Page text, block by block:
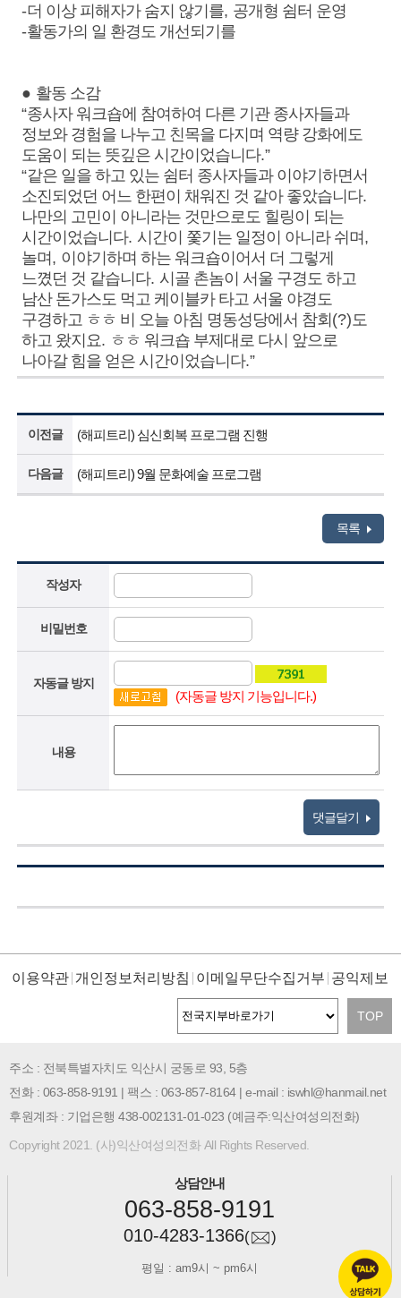
-더 이상 피해자가 숨지 않기를, 공개형 쉼터 운영
-활동가의 일 환경도 개선되기를
● 활동 소감
“종사자 워크숍에 참여하여 다른 기관 종사자들과
정보와 경험을 나누고 친목을 다지며 역량 강화에도
도움이 되는 뜻깊은 시간이었습니다.”
“같은 일을 하고 있는 쉼터 종사자들과 이야기하면서
소진되었던 어느 한편이 채워진 것 같아 좋았습니다.
나만의 고민이 아니라는 것만으로도 힐링이 되는
시간이었습니다. 시간이 쫓기는 일정이 아니라 쉬며,
놀며, 이야기하며 하는 워크숍이어서 더 그렇게
느꼈던 것 같습니다. 시골 촌놈이 서울 구경도 하고
남산 돈가스도 먹고 케이블카 타고 서울 야경도
구경하고 ㅎㅎ 비 오늘 아침 명동성당에서 참회(?) 도
하고 왔지요. ㅎㅎ 워크숍 부제대로 다시 앞으로
나아갈 힘을 얻은 시간이었습니다.”
이전글 (해피트리) 심신회복 프로그램 진행
다음글 (해피트리) 9월 문화예술 프로그램
목록
작성자
비밀번호
자동글 방지
(자동글 방지 기능입니다.)
내용
댓글달기
이용약관 개인정보처리방침 이메일무단수집거부 공익제보
TOP
주소 : 전북특별자치도 익산시 궁동로 93, 5층
전화 : 063-858-9191 | 팩스 : 063-857-8164 | e-mail : iswhl@hanmail.net
후원계좌 : 기업은행 438-002131-01-023 (예금주:익산여성의전화)
Copyright 2021. (사)익산여성의전화 All Rights Reserved.
상담안내
063-858-9191
010-4283-1366( )
평일 : am9시 ~ pm6시